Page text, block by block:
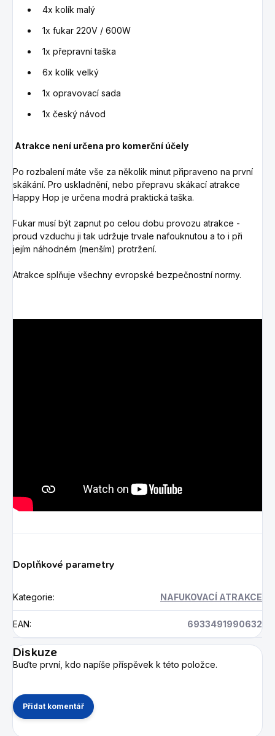
4x kolík malý
1x fukar 220V / 600W
1x přepravní taška
6x kolík velký
1x opravovací sada
1x český návod
Atrakce není určena pro komerční účely
Po rozbalení máte vše za několik minut připraveno na první
skákání. Pro uskladnění, nebo přepravu skákací atrakce
Happy Hop je určena modrá praktická taška.
Fukar musí být zapnut po celou dobu provozu atrakce -
proud vzduchu ji tak udržuje trvale nafouknutou a to i při
jejím náhodném (menším) protržení.
Atrakce splňuje všechny evropské bezpečnostní normy.
Doplňkové parametry
Kategorie: NAFUKOVACÍ ATRAKCE
EAN: 6933491990632
Diskuze
Buďte první, kdo napíše příspěvek k této položce.
Přidat komentář